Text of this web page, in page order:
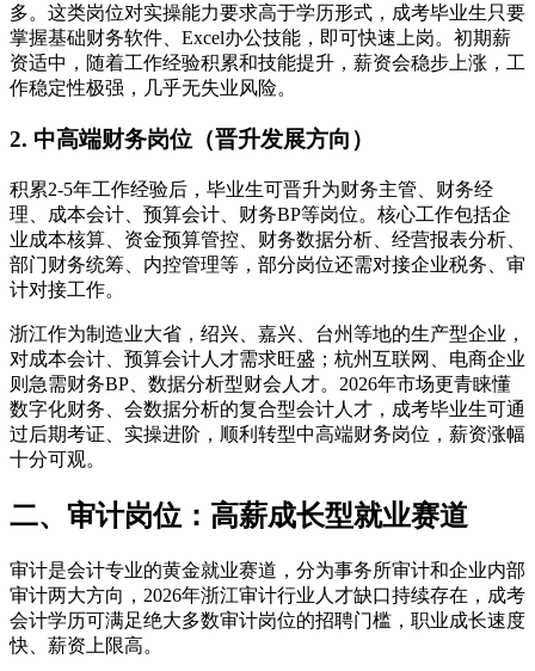
多。这类岗位对实操能力要求高于学历形式，成考毕业生只要
掌握基础财务软件、Excel办公技能，即可快速上岗。初期薪
资适中，随着工作经验积累和技能提升，薪资会稳步上涨，工
作稳定性极强，几乎无失业风险。
2. 中高端财务岗位（晋升发展方向）
积累2-5年工作经验后，毕业生可晋升为财务主管、财务经
理、成本会计、预算会计、财务BP等岗位。核心工作包括企
业成本核算、资金预算管控、财务数据分析、经营报表分析、
部门财务统筹、内控管理等，部分岗位还需对接企业税务、审
计对接工作。
浙江作为制造业大省，绍兴、嘉兴、台州等地的生产型企业，
对成本会计、预算会计人才需求旺盛；杭州互联网、电商企业
则急需财务BP、数据分析型财会人才。2026年市场更青睐懂
数字化财务、会数据分析的复合型会计人才，成考毕业生可通
过后期考证、实操进阶，顺利转型中高端财务岗位，薪资涨幅
十分可观。
二、审计岗位：高薪成长型就业赛道
审计是会计专业的黄金就业赛道，分为事务所审计和企业内部
审计两大方向，2026年浙江审计行业人才缺口持续存在，成考
会计学历可满足绝大多数审计岗位的招聘门槛，职业成长速度
快、薪资上限高。